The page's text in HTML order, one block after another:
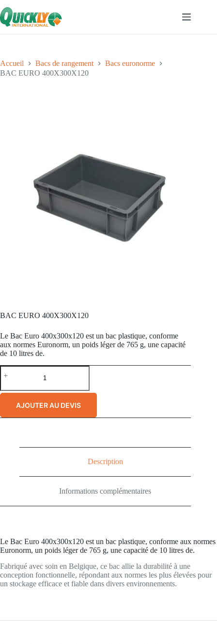
Accueil Bacs de rangement
Bacs euronorme
BAC EURO 400X300X120
BAC EURO 400X300X120
Le Bac Euro 400x300x120 est un bac plastique, conforme
aux normes Euronorm, un poids léger de 765 g, une capacité
de 10 litres de.
AJOUTER AU DEVIS
Description
Informations complémentaires
Le Bac Euro 400x300x120 est un bac plastique, conforme aux normes
Euronorm, un poids léger de 765 g, une capacité de 10 litres de.
Fabriqué avec soin en Belgique, ce bac allie la durabilité à une
conception fonctionnelle, répondant aux normes les plus élevées pour
un stockage efficace et fiable dans divers environnements.